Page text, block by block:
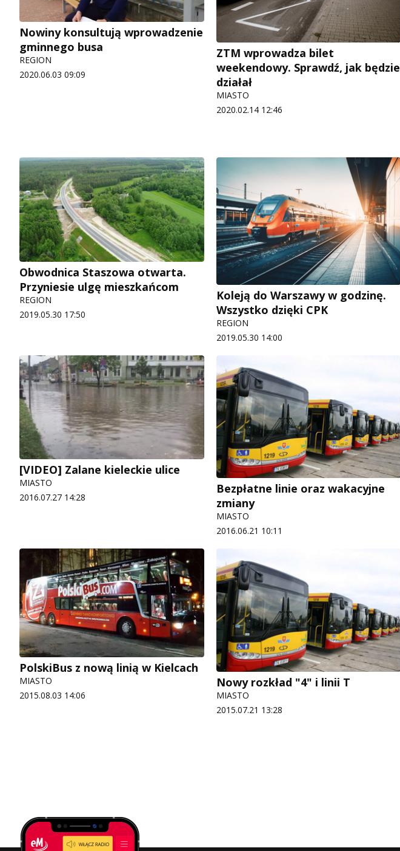
Nowiny konsultują wprowadzenie
gminnego busa
REGION
2020.06.03 09:09
ZTM wprowadza bilet
weekendowy. Sprawdź, jak będzie
działał
MIASTO
2020.02.14 12:46
Obwodnica Staszowa otwarta.
Przyniesie ulgę mieszkańcom
REGION
2019.05.30 17:50
Koleją do Warszawy w godzinę.
Wszystko dzięki CPK
REGION
2019.05.30 14:00
[VIDEO] Zalane kieleckie ulice
MIASTO
2016.07.27 14:28
Bezpłatne linie oraz wakacyjne
zmiany
MIASTO
2016.06.21 10:11
PolskiBus z nową linią w Kielcach
MIASTO
2015.08.03 14:06
Nowy rozkład "4" i linii T
MIASTO
2015.07.21 13:28